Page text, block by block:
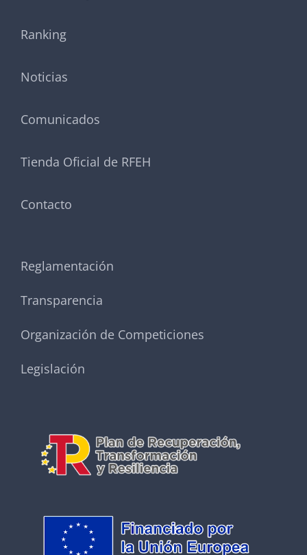
Ranking
Noticias
Comunicados
Tienda Oficial de RFEH
Contacto
Reglamentación
Transparencia
Organización de Competiciones
Legislación